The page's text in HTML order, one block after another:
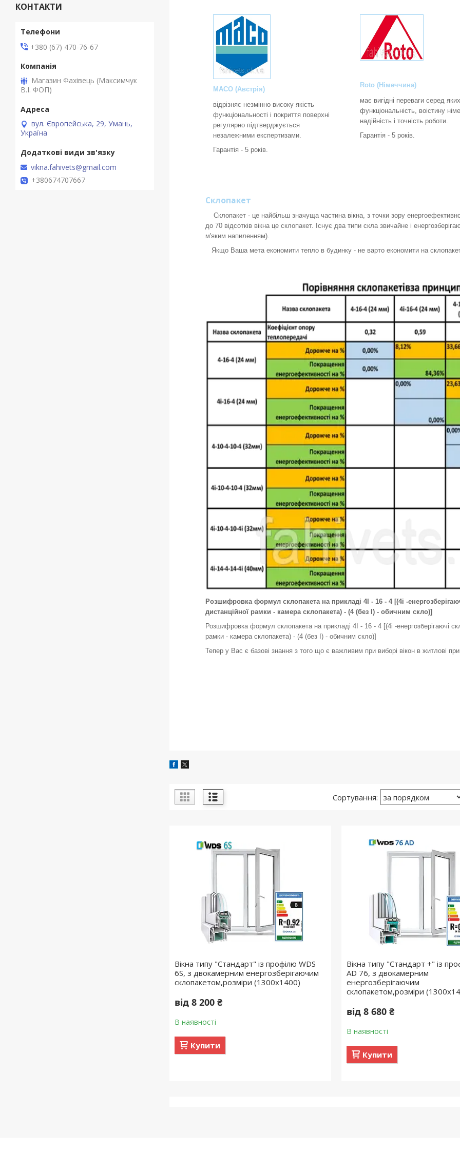
МАСО (Австрія)
відрізняє незмінно високу якість
функціональності і покриття поверхні
регулярно підтверджується
незалежними експертизами.
Гарантія - 5 років.
Roto (Німеччина)
має вигідні переваги серед
функціональність, воістину
надійність і точність роботи.
Гарантія - 5 років.
Склопакет
Склопакет - це найбільш значуща частина вікна, з точки зору
до 70 відсотків вікна це склопакет. Існує два типи скла звичайне і
м'яким напиленням).
Якщо Ваша мета економити тепло в будинку - не варто економити на
Розшифровка формул склопакета на прикладі 4І - 16 - 4 [(4i -
дистанційної рамки - камера склопакета) - (4 (без І) - обичним скло)]
Розшифровка формул склопакета на прикладі 4І - 16 - 4 [(4i -енергозберігаючі
рамки - камера склопакета) - (4 (без І) - обичним скло)]
Тепер у Вас є базові знання з того що є важливим при виборі вікон в житлові
Вікна типу "Стандарт" із профілю WDS
6S, з двокамерним енергозберігаючим
склопакетом,розміри (1300х1400)
від 8 200 ₴
В наявності
Купити
Вікна типу "Стандарт +" із
AD 76, з двокамерним
енергозберігаючим
склопакетом,розміри
від 8 680 ₴
В наявності
Купити
КОНТАКТИ
+380 (67) 470-76-67
Магазин Фахівець (Максимчук
В.І. ФОП)
вул. Європейська, 29, Умань,
Україна
vikna.fahivets@gmail.com
+380674707667